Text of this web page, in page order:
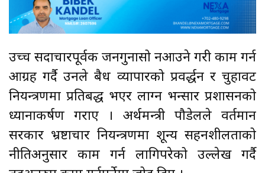
उच्च सदाचारपूर्वक जनगुनासो नआउने गरी काम गर्न
आग्रह गर्दै उनले बैध व्यापारको प्रवर्द्धन र चुहावट
नियन्त्रणमा प्रतिबद्ध भएर लाग्न भन्सार प्रशासनको
ध्यानाकर्षण गराए । अर्थमन्त्री पौडेलले वर्तमान
सरकार भ्रष्टाचार नियन्त्रणमा शून्य सहनशीलताको
नीतिअनुसार काम गर्न लागिपरेको उल्लेख गर्दै